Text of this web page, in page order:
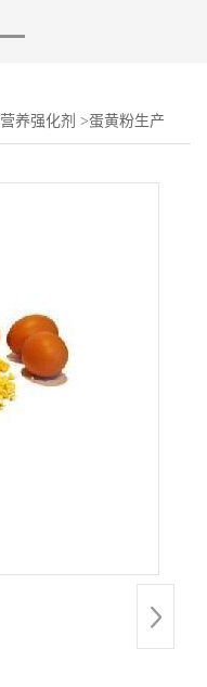
营养强化剂 >蛋黄粉生产